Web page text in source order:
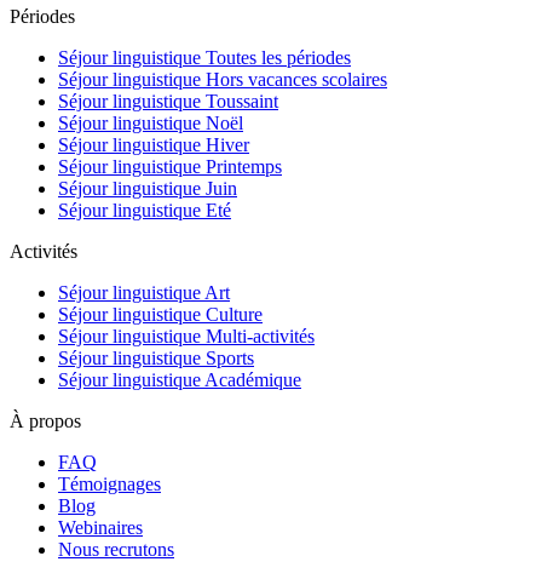
Périodes
Séjour linguistique Toutes les périodes
Séjour linguistique Hors vacances scolaires
Séjour linguistique Toussaint
Séjour linguistique Noël
Séjour linguistique Hiver
Séjour linguistique Printemps
Séjour linguistique Juin
Séjour linguistique Eté
Activités
Séjour linguistique Art
Séjour linguistique Culture
Séjour linguistique Multi-activités
Séjour linguistique Sports
Séjour linguistique Académique
À propos
FAQ
Témoignages
Blog
Webinaires
Nous recrutons